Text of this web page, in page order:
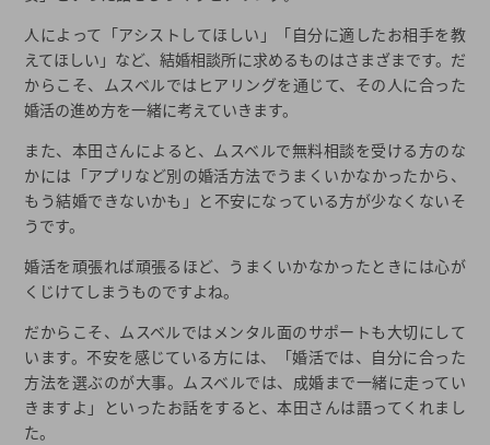
人によって「アシストしてほしい」「自分に適したお相手を教
えてほしい」など、結婚相談所に求めるものはさまざまです。だ
からこそ、ムスベルではヒアリングを通じて、その人に合った
婚活の進め方を一緒に考えていきます。
また、本田さんによると、ムスベルで無料相談を受ける方のな
かには「アプリなど別の婚活方法でうまくいかなかったから、
もう結婚できないかも」と不安になっている方が少なくないそ
うです。
婚活を頑張れば頑張るほど、うまくいかなかったときには心が
くじけてしまうものですよね。
だからこそ、ムスベルではメンタル面のサポートも大切にして
います。不安を感じている方には、「婚活では、自分に合った
方法を選ぶのが大事。ムスベルでは、成婚まで一緒に走ってい
きますよ」といったお話をすると、本田さんは語ってくれまし
た。